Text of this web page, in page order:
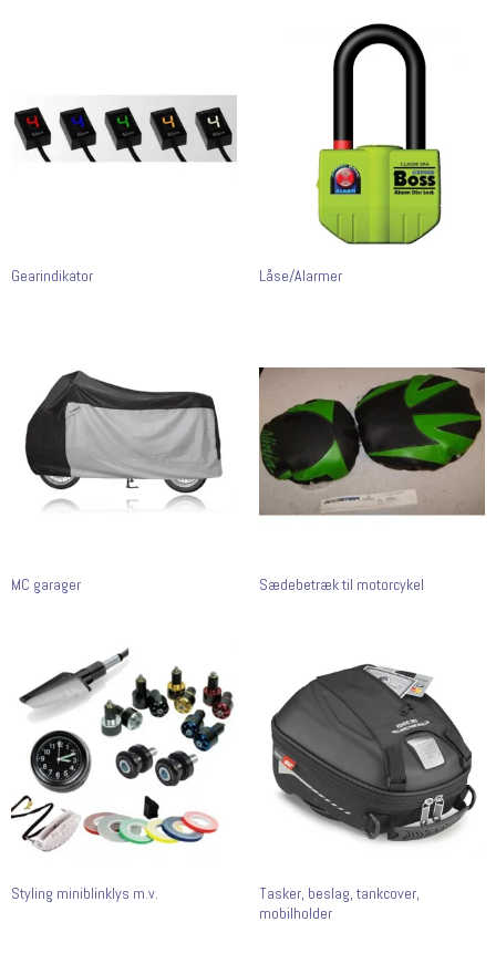
Gearindikator Låse/Alarmer
MC garager Sædebetræk til motorcykel
Styling miniblinklys m.v.
Tasker, beslag, tankcover,
mobilholder